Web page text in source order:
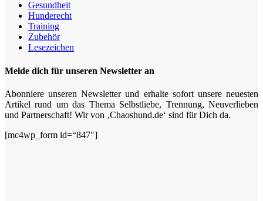
Gesundheit
Hunderecht
Training
Zubehör
Lesezeichen
Melde dich für unseren Newsletter an
Abonniere unseren Newsletter und erhalte sofort unsere neuesten
Artikel rund um das Thema Selbstliebe, Trennung, Neuverlieben
und Partnerschaft! Wir von ‚Chaoshund.de‘ sind für Dich da.
[mc4wp_form id=“847″]